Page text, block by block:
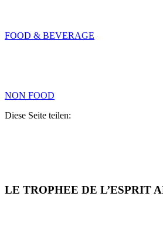
FOOD & BEVERAGE
NON FOOD
Diese Seite teilen:
LE TROPHEE DE L’ESPRIT